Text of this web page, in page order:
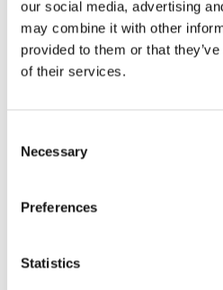
our social media, advertising
may combine it with other
provided to them or that
of their services.
Selection
Necessary
Preferences
Statistics
Agregaty układu
hydraulicznym (3)